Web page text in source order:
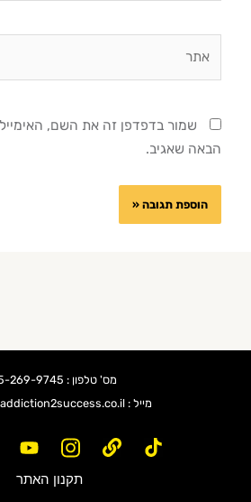
שמור בדפדפן זה את השם,
הבאה שאגיב.
מס' טלפון : 055-269-9745
מייל : Contact@addiction2success.co.il
תקנון האתר